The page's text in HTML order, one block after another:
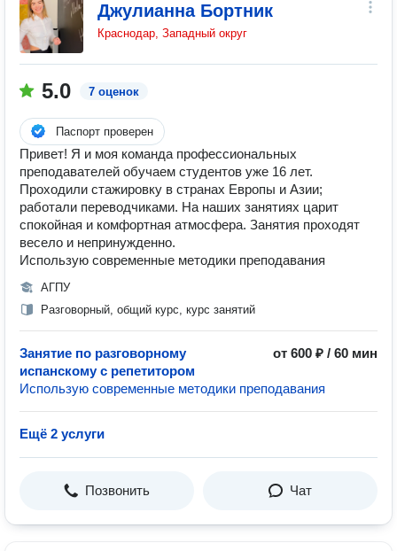
Джулианна Бортник
Краснодар, Западный округ
5.0 7 оценок
Паспорт проверен
Привет! Я и моя команда профессиональных
преподавателей обучаем студентов уже 16 лет.
Проходили стажировку в странах Европы и Азии;
работали переводчиками. На наших занятиях царит
спокойная и комфортная атмосфера. Занятия проходят
весело и непринужденно.
Использую современные методики преподавания
АГПУ
Разговорный, общий курс, курс занятий
Занятие по разговорному
испанскому с репетитором
от 600 ₽ / 60 мин
Использую современные методики преподавания
Ещё 2 услуги
Позвонить Чат